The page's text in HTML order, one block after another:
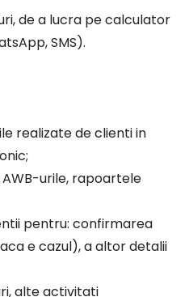
de a lucra pe calculator
SMS).
realizate de clienti in
urile, rapoartele
pentru: confirmarea
e cazul), a altor detalii
alte activitati